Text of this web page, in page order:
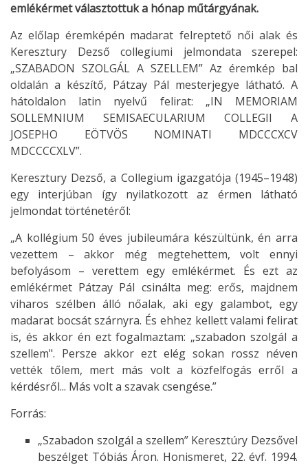
emlékérmet választottuk a hónap műtárgyának.
Az előlap éremképén madarat felreptető női alak és
Keresztury Dezső collegiumi jelmondata szerepel:
„SZABADON SZOLGÁL A SZELLEM” Az éremkép bal
oldalán a készítő, Pátzay Pál mesterjegye látható. A
hátoldalon latin nyelvű felirat: „IN MEMORIAM
SOLLEMNIUM SEMISAECULARIUM COLLEGII A
JOSEPHO EÖTVÖS NOMINATI MDCCCXCV
MDCCCCXLV”.
Keresztury Dezső, a Collegium igazgatója (1945–1948)
egy interjúban így nyilatkozott az érmen látható
jelmondat történetéről:
„A kollégium 50 éves jubileumára készültünk, én arra
vezettem – akkor még megtehettem, volt ennyi
befolyásom – verettem egy emlékérmet. És ezt az
emlékérmet Pátzay Pál csinálta meg: erős, majdnem
viharos szélben álló nőalak, aki egy galambot, egy
madarat bocsát szárnyra. És ehhez kellett valami felirat
is, és akkor én ezt fogalmaztam: „szabadon szolgál a
szellem". Persze akkor ezt elég sokan rossz néven
vették tőlem, mert más volt a közfelfogás erről a
kérdésről... Más volt a szavak csengése.”
Forrás:
„Szabadon szolgál a szellem” Keresztúry Dezsővel
beszélget Tóbiás Áron. Honismeret, 22. évf. 1994.